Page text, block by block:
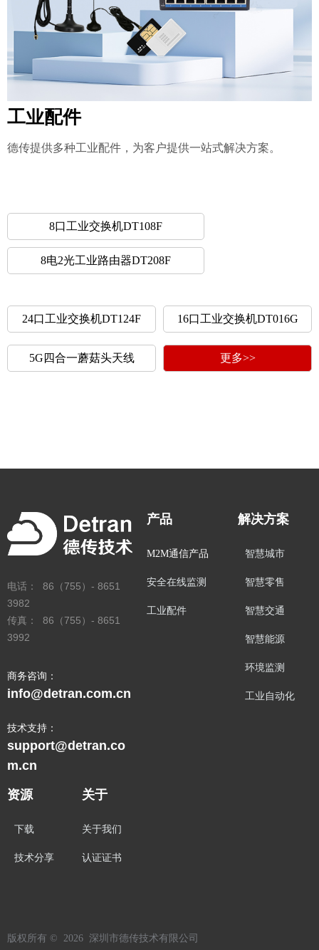
工业配件
德传提供多种工业配件，为客户提供一站式解决方案。
8口工业交换机DT108F
8电2光工业路由器DT208F
24口工业交换机DT124F 16口工业交换机DT016G
5G四合一蘑菇头天线 更多>>
版权所有 ©  2026 深圳市德传技术有限公司
电话： 86（755）- 8651
3982
传真： 86（755）- 8651
3992
商务咨询：
info@detran.com.cn
技术支持：
support@detran.co
m.cn
产品
M2M通信产品
安全在线监测
工业配件
智慧城市
智慧零售
智慧交通
智慧能源
环境监测
工业自动化
解决方案
资源
下载
技术分享
关于
关于我们
认证证书